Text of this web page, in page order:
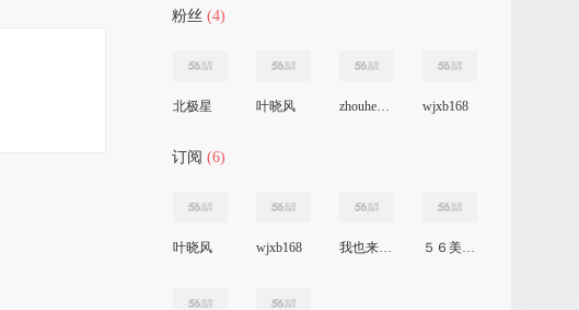
粉丝 (4)
北极星 叶晓风 zhouheping888 wjxb168
订阅 (6)
叶晓风 wjxb168 我也来了56 ５６美女主播